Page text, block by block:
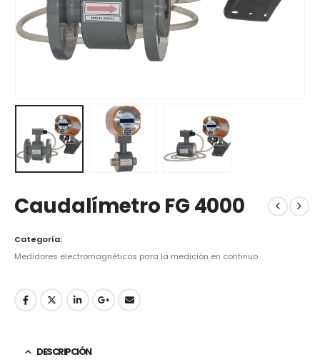
Caudalímetro FG 4000
Categoría:
Medidores electromagnéticos para la medición en continuo
DESCRIPCIÓN